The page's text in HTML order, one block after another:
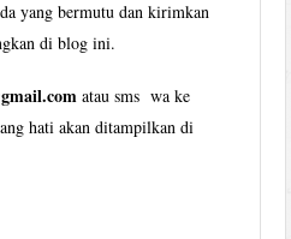
yang bermutu dan kirimkan
di blog ini.
atau sms wa ke
hati akan ditampilkan di